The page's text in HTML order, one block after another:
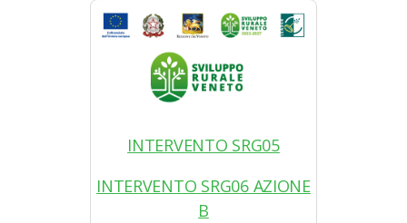
INTERVENTO SRG05
INTERVENTO SRG06 AZIONE
B